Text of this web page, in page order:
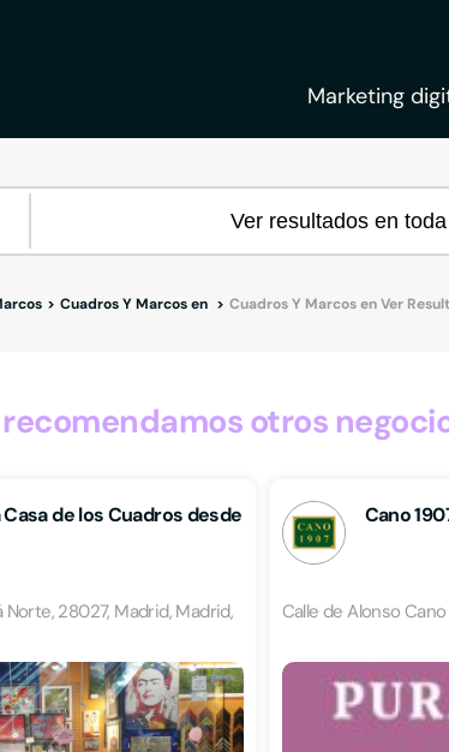
Marketing
Cuadros Y Marcos en Cuadros Y Marcos en Ver
recomendamos otros
de los Cuadros desde
Norte, 28027, Madrid, Madrid,
Cano
Calle de Alonso